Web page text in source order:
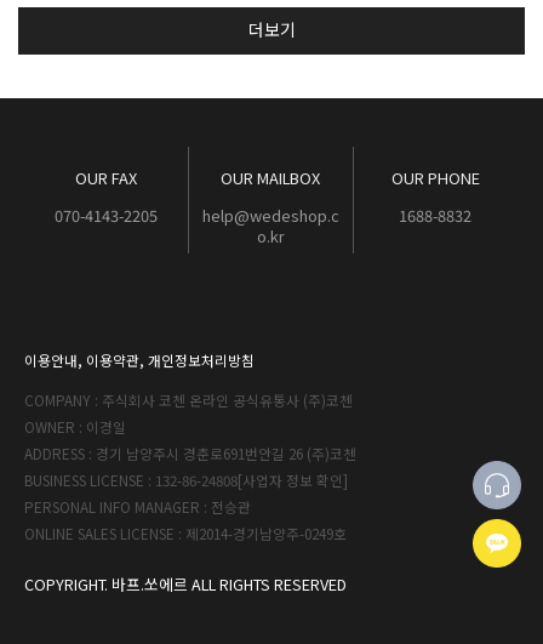
더보기
OUR FAX
070-4143-2205
OUR MAILBOX
help@wedeshop.c
o.kr
OUR PHONE
1688-8832
이용안내, 이용약관, 개인정보처리방침
COMPANY : 주식회사 코첸 온라인 공식유통사 (주)코첸
OWNER : 이경일
ADDRESS : 경기 남양주시 경춘로691번안길 26 (주)코첸
BUSINESS LICENSE : 132-86-24808[사업자 정보 확인]
PERSONAL INFO MANAGER : 전승관
ONLINE SALES LICENSE : 제2014-경기남양주-0249호
COPYRIGHT. 바프.쏘에르 ALL RIGHTS RESERVED